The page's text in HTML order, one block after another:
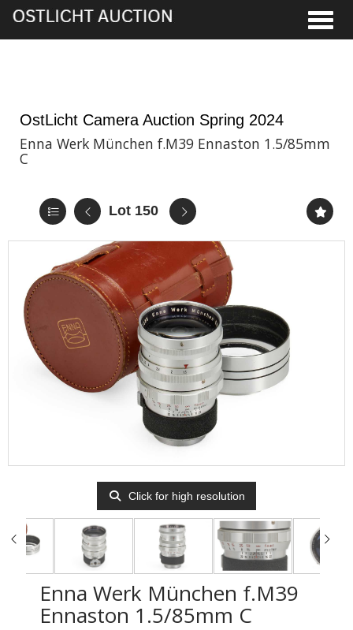
OstLicht Camera Auction Spring 2024
Enna Werk München f.M39 Ennaston 1.5/85mm
C
Lot 150
Click for high resolution
Enna Werk München f.M39
Ennaston 1.5/85mm C